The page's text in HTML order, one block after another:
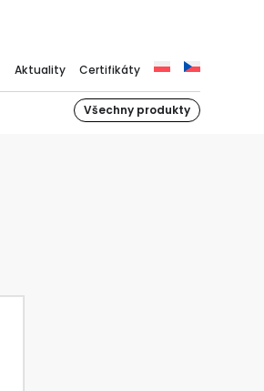
Všechny produkty
Aktuality Certifikáty